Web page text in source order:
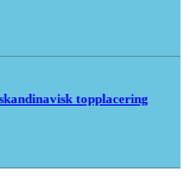
topplacering